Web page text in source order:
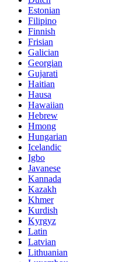
Estonian
Filipino
Finnish
Frisian
Galician
Georgian
Gujarati
Haitian
Hausa
Hawaiian
Hebrew
Hmong
Hungarian
Icelandic
Igbo
Javanese
Kannada
Kazakh
Khmer
Kurdish
Kyrgyz
Latin
Latvian
Lithuanian